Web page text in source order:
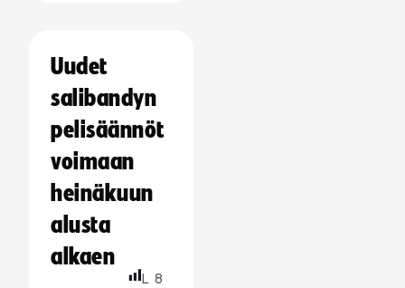
Uudet
salibandyn
pelisäännöt
voimaan
heinäkuun
alusta
alkaen
L 8